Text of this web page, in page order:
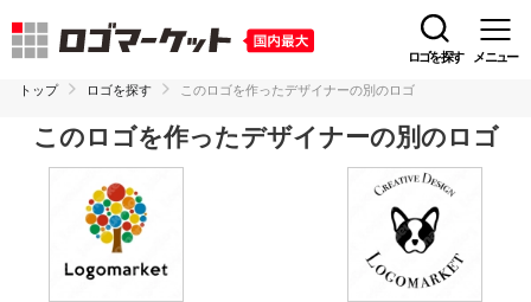
ロゴを探す メニュー
トップ ロゴを探す このロゴを作ったデザイナーの別のロゴ
このロゴを作ったデザイナーの別のロゴ